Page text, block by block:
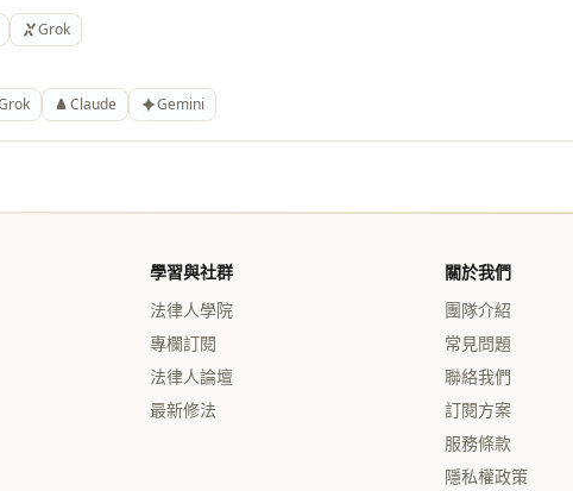
Grok
Claude Gemini
學習與社群
法律人學院
專欄訂閱
法律人論壇
最新修法
關於我們
團隊介紹
常見問題
聯絡我們
訂閱方案
服務條款
隱私權政策